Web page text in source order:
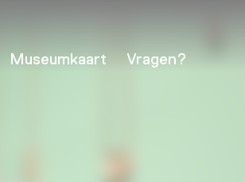
Museumkaart Vragen?